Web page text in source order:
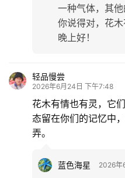
一种气体，其他
你说得对，花木
晚上好！
轻品慢尝
2026年6月24日 下午7:48
花木有情也有灵，它
态留在你们的记忆中
弄。
蓝色海星 2026年